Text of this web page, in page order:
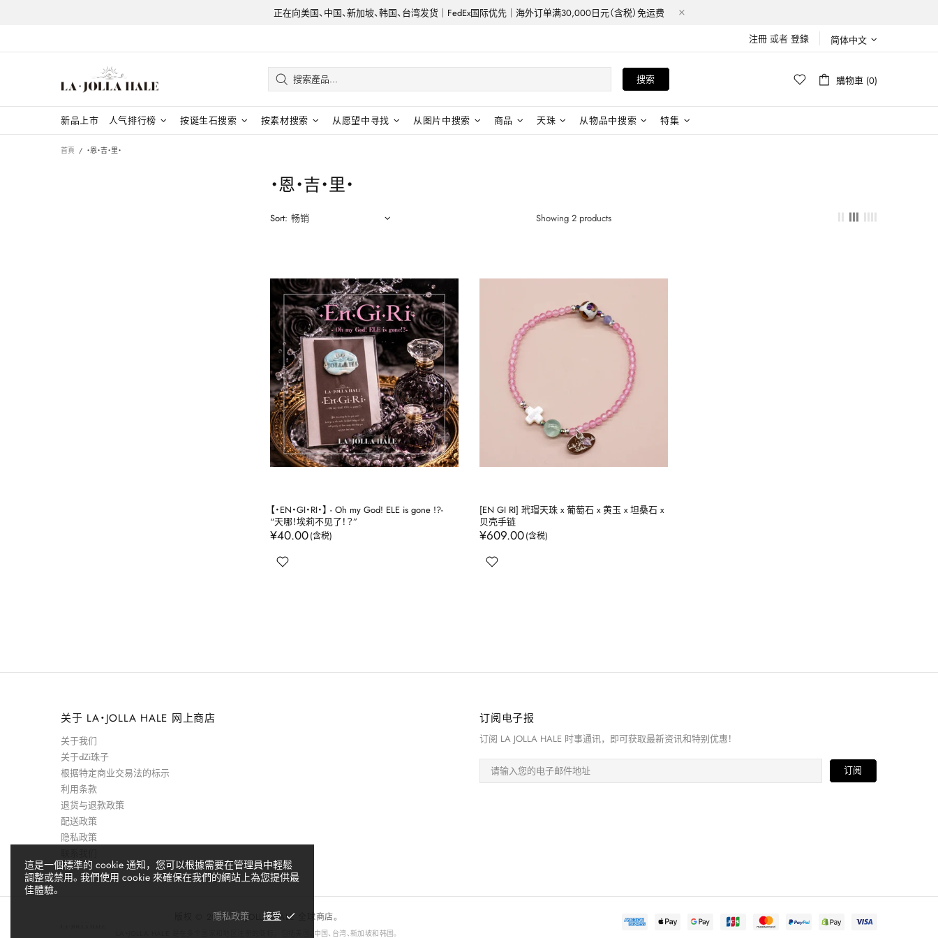
正在向美国、中国、新加坡、韩国、台湾发货｜FedEx国际优先｜海外订单满30,000日元（含税）免运费
注冊 或者 登錄 简体中文
搜索 購物車 (0)
新品上市 人气排行榜 按诞生石搜索 按素材搜索 从愿望中寻找 从图片中搜索 商品 天珠 从物品中搜索 特集
首頁 ・恩・吉・里・
・恩・吉・里・
Sort: Showing 2 products
【・EN・GI・RI・】 - Oh my God! ELE is gone !?-
“天哪！埃莉不见了！？”
¥40.00
[EN GI RI] 玳瑁天珠 x 葡萄石 x 黄玉 x 坦桑石 x
贝壳手链
¥609.00
关于 LA・JOLLA HALE 网上商店
关于我们
关于dZi珠子
根据特定商业交易法的标示
利用条款
退货与退款政策
配送政策
隐私政策
订阅电子报
订阅 LA JOLLA HALE 时事通讯，即可获取最新资讯和特别优惠！
版权 © 2026 LA・JOLLA HALE 全球商店。
LA・JOLLA HALE 是在多个国家和地区注册的商标，包括美国、中国、台湾、新加坡和韩国。
這是一個標準的 cookie 通知，您可以根據需要在管理員中輕鬆
調整或禁用。我們使用 cookie 來確保在我們的網站上為您提供最
佳體驗。
隱私政策 接受